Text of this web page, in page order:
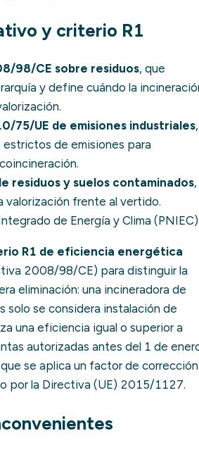
y criterio R1
98/CE sobre residuos, que
y define cuándo la
75/UE de emisiones industriales,
de emisiones para
residuos y suelos contaminados,
valorización frente al vertido.
de Energía y Clima (PNIEC)
R1 de eficiencia energética
2008/98/CE) para distinguir la
eliminación: una incineradora de
solo se considera instalación de
una eficiencia igual o superior a
autorizadas antes del 1 de
se aplica un factor de corrección
por la Directiva (UE) 2015/1127.